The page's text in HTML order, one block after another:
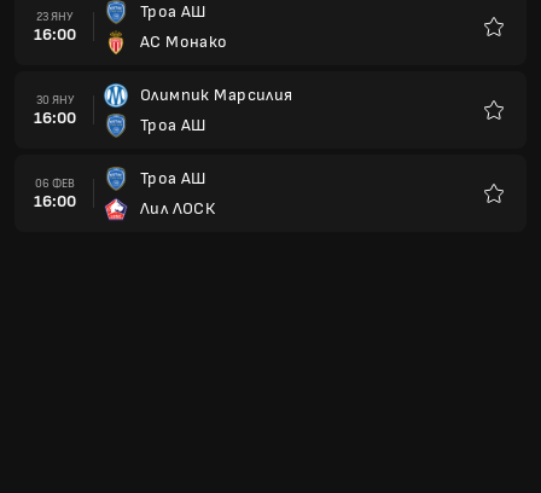
23 ЯНУ
16:00
Троа АШ
АС Монако
30 ЯНУ
16:00
Олимпик Марсилия
Троа АШ
06 ФЕВ
16:00
Троа АШ
Лил ЛОСК